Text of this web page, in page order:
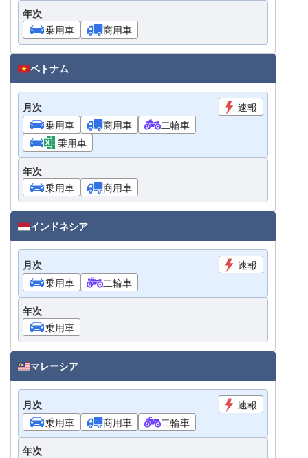
年次
乗用車
商用車
ベトナム
月次
速報
乗用車
商用車
二輪車
乗用車
年次
乗用車
商用車
インドネシア
月次
速報
乗用車
二輪車
年次
乗用車
マレーシア
月次
速報
乗用車
商用車 二輪車
年次